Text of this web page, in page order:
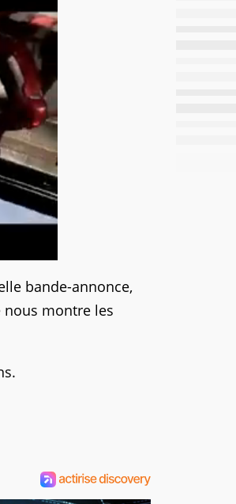
bande-annonce,
montre les